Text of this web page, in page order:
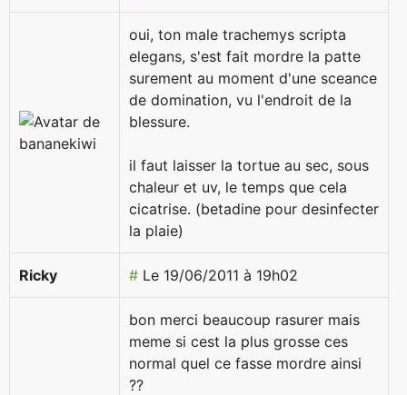
oui, ton male trachemys scripta
elegans, s'est fait mordre la patte
surement au moment d'une sceance
de domination, vu l'endroit de la
blessure.
il faut laisser la tortue au sec, sous
chaleur et uv, le temps que cela
cicatrise. (betadine pour desinfecter
la plaie)
Ricky # Le 19/06/2011 à 19h02
bon merci beaucoup rasurer mais
meme si cest la plus grosse ces
normal quel ce fasse mordre ainsi
??